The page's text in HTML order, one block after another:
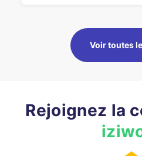
Voir toutes
Rejoignez la